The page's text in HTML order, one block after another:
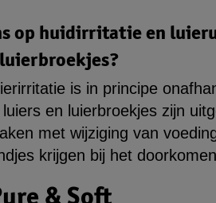
op huidirritatie en
is in principe
en luierbroekjes zijn
met wijziging van
krijgen bij het
& Soft